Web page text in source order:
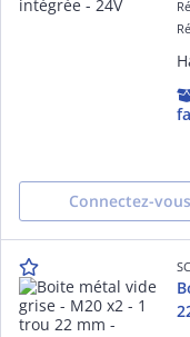
Connectez-